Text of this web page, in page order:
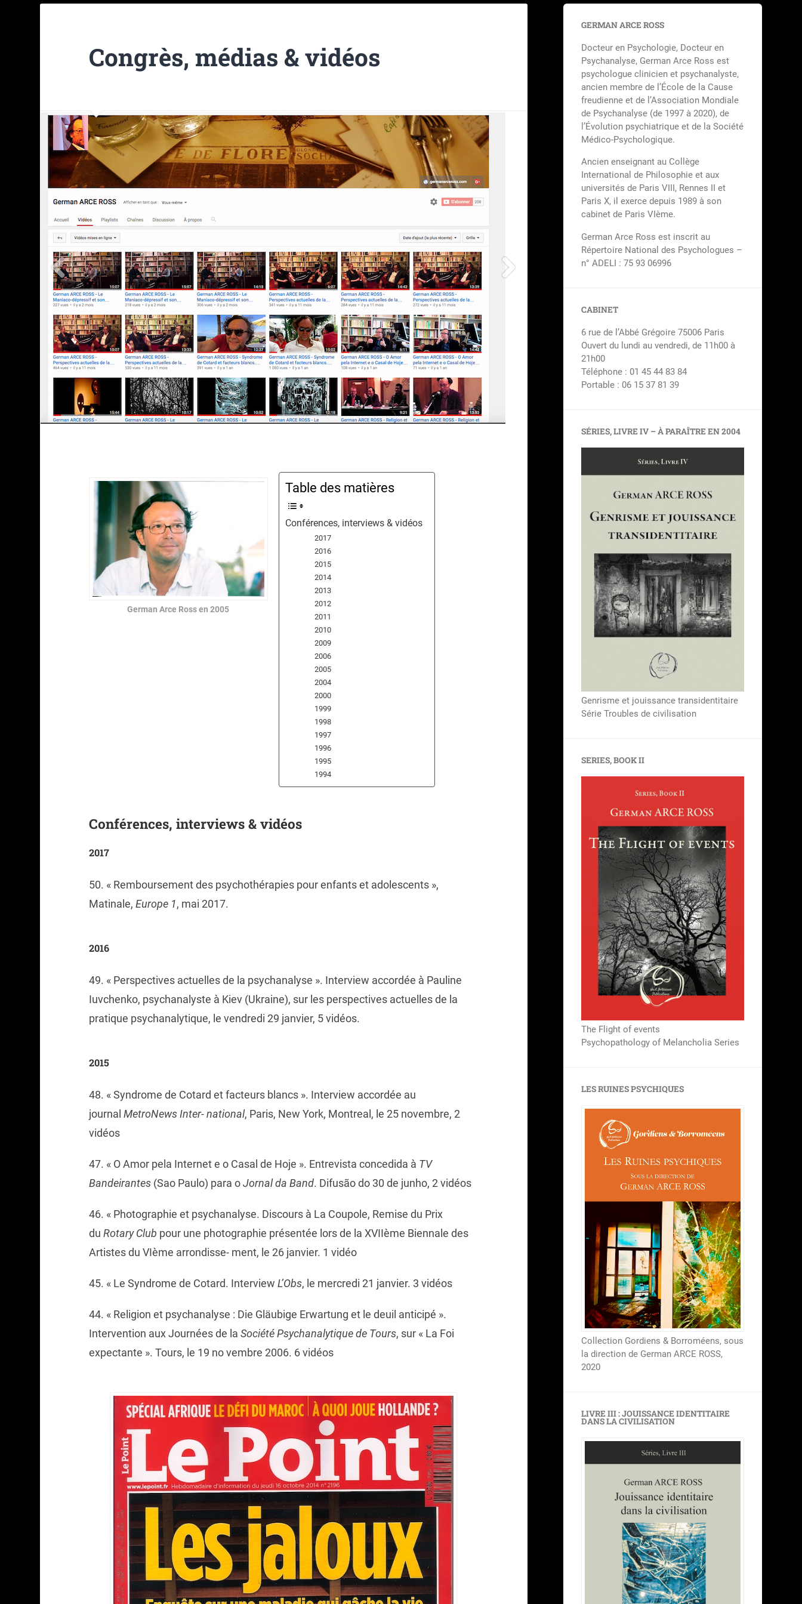
Congrès, médias & vidéos
German Arce Ross en 2005
Table des matières
Conférences, interviews & vidéos
2017
2016
2015
2014
2013
2012
2011
2010
2009
2006
2005
2004
2000
1999
1998
1997
1996
1995
1994
Conférences, interviews & vidéos
2017
50. « Remboursement des psychothérapies pour enfants et adolescents »,
Matinale, Europe 1, mai 2017.
2016
49. « Perspectives actuelles de la psychanalyse ». Interview accordée à Pauline
Iuvchenko, psychanalyste à Kiev (Ukraine), sur les perspectives actuelles de la
pratique psychanalytique, le vendredi 29 janvier, 5 vidéos.
2015
48. « Syndrome de Cotard et facteurs blancs ». Interview accordée au
journal MetroNews Inter- national, Paris, New York, Montreal, le 25 novembre, 2
vidéos
47. « O Amor pela Internet e o Casal de Hoje ». Entrevista concedida à TV
Bandeirantes(Sao Paulo) para oJornal da Band. Difusão do 30 de junho, 2 vidéos
46. « Photographie et psychanalyse. Discours à La Coupole, Remise du Prix
du Rotary Club pour une photographie présentée lors de la XVIIème Biennale des
Artistes du VIème arrondisse- ment, le 26 janvier. 1 vidéo
45. « Le Syndrome de Cotard. Interview L’Obs, le mercredi 21 janvier. 3 vidéos
44. « Religion et psychanalyse : Die Gläubige Erwartung et le deuil anticipé ».
Intervention aux Journées de la Société Psychanalytique de Tours, sur « La Foi
expectante ». Tours, le 19 no vembre 2006. 6 vidéos
GERMAN ARCE ROSS
Docteur en Psychologie, Docteur en
Psychanalyse, German Arce Ross est
psychologue clinicien et psychanalyste,
ancien membre de l’École de la Cause
freudienne et de l’Association Mondiale
de Psychanalyse (de 1997 à 2020), de
l’Évolution psychiatrique et de la Société
Médico-Psychologique.
Ancien enseignant au Collège
International de Philosophie et aux
universités de Paris VIII, Rennes II et
Paris X, il exerce depuis 1989 à son
cabinet de Paris VIème.
German Arce Ross est inscrit au
Répertoire National des Psychologues –
n° ADELI : 75 93 06996
CABINET
6 rue de l’Abbé Grégoire 75006 Paris
Ouvert du lundi au vendredi, de 11h00 à
21h00
Téléphone : 01 45 44 83 84
Portable : 06 15 37 81 39
SÉRIES, LIVRE IV – À PARAÎTRE EN 2004
Genrisme et jouissance transidentitaire
Série Troubles de civilisation
SERIES, BOOK II
The Flight of events
Psychopathology of Melancholia Series
LES RUINES PSYCHIQUES
Collection Gordiens & Borroméens, sous
la direction de German ARCE ROSS,
2020
LIVRE III : JOUISSANCE IDENTITAIRE
DANS LA CIVILISATION